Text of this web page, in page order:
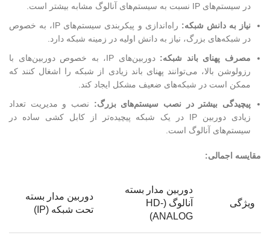
در سیستم‌های IP نسبت به سیستم‌های آنالوگ مشابه بیشتر است.
نیاز به دانش شبکه:
راه‌اندازی و پیکربندی سیستم‌های IP، به خصوص
در شبکه‌های بزرگ، نیاز به دانش اولیه در زمینه شبکه دارد.
مصرف پهنای باند شبکه:
دوربین‌های IP، به خصوص دوربین‌های با
رزولوشن بالا، می‌توانند پهنای باند زیادی از شبکه را اشغال کنند که
ممکن است در شبکه‌های ضعیف مشکل ایجاد کند.
پیچیدگی بیشتر در نصب سیستم‌های بزرگ: نصب و مدیریت تعداد
زیادی دوربین IP در یک شبکه پیچیده‌تر از کابل کشی ساده در
سیستم‌های آنالوگ است.
مقایسه اجمالی:
ویژگی
دوربین مدار بسته
آنالوگ (HD-
ANALOG)
دوربین مدار بسته
تحت شبکه (IP)